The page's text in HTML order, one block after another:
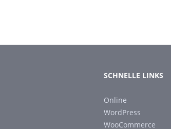
SCHNELLE LINKS
Online
WordPress
WooCommerce